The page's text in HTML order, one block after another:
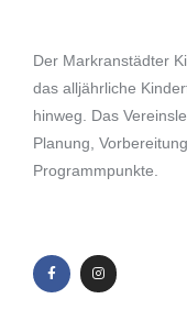
Der Markranstädter
das alljährliche
hinweg. Das
Planung,
Programmpunkte.